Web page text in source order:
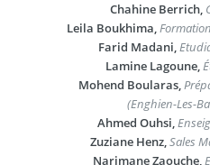
Chahine Berrich,
Leila Boukhima,
Farid Madani,
Lamine Lagoune,
Mohend Boularas,
(Enghien-Les-
Ahmed Ouhsi,
Zuziane Henz,Sales
Narimane Zaouche,